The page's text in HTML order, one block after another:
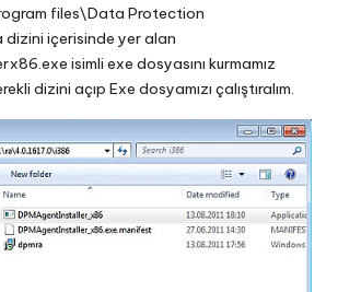
files\Data Protection
içerisinde yer alan
isimli exe dosyasını kurmamız
dizini açıp Exe dosyamızı çalıştıralım.